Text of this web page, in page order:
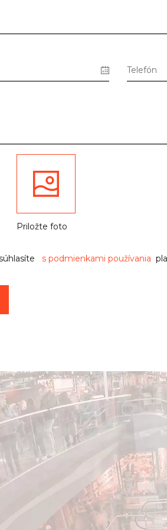
Telefón
Priložte foto
s podmienkami používania